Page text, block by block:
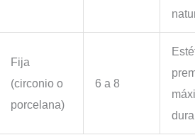
Fija
(circonio o
porcelana)
6 a 8